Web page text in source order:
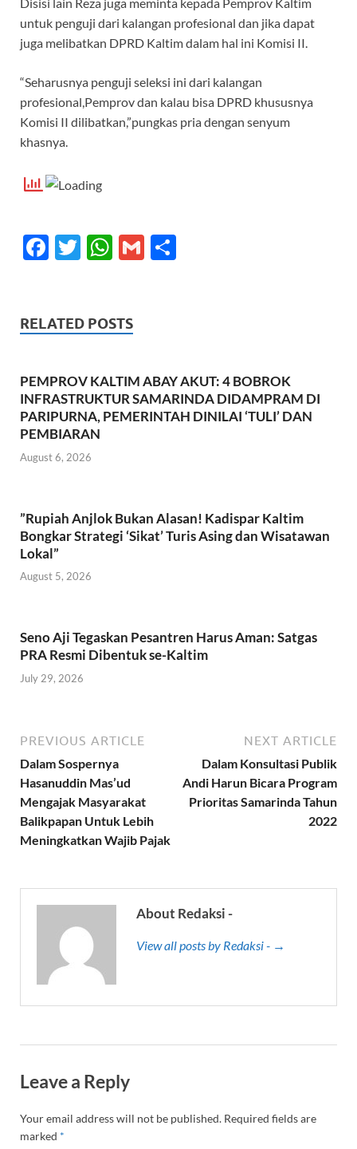
Disisi lain Reza juga meminta kepada Pemprov Kaltim
untuk penguji dari kalangan profesional dan jika dapat
juga melibatkan DPRD Kaltim dalam hal ini Komisi II.
“Seharusnya penguji seleksi ini dari kalangan
profesional,Pemprov dan kalau bisa DPRD khususnya
Komisi II dilibatkan,”pungkas pria dengan senyum
khasnya.
F
b
o
k
T
er
W
s
p
p
G
RELATED POSTS
PEMPROV KALTIM ABAY AKUT: 4 BOBROK
INFRASTRUKTUR SAMARINDA DIDAMPRAM DI
PARIPURNA, PEMERINTAH DINILAI ‘TULI’ DAN
PEMBIARAN
August 6, 2026
​”Rupiah Anjlok Bukan Alasan! Kadispar Kaltim
Bongkar Strategi ‘Sikat’ Turis Asing dan Wisatawan
Lokal”
August 5, 2026
Seno Aji Tegaskan Pesantren Harus Aman: Satgas
PRA Resmi Dibentuk se-Kaltim
July 29, 2026
PREVIOUS ARTICLE
Dalam Sospernya
Hasanuddin Mas’ud
Mengajak Masyarakat
Balikpapan Untuk Lebih
Meningkatkan Wajib Pajak
NEXT ARTICLE
Dalam Konsultasi Publik
Andi Harun Bicara Program
Prioritas Samarinda Tahun
2022
About Redaksi -
View all posts by Redaksi - →
Leave a Reply
Your email address will not be published. Required fields are
marked *